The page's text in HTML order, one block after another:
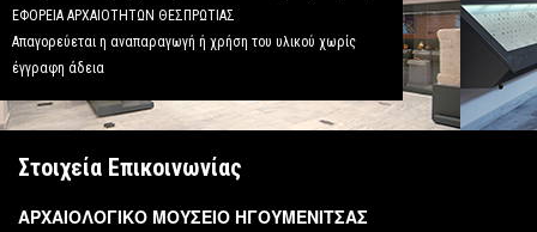
ΕΦΟΡΕΙΑ ΑΡΧΑΙΟΤΗΤΩΝ ΘΕΣΠΡΩΤΙΑΣ
Απαγορεύεται η αναπαραγωγή ή χρήση του υλικού χωρίς
έγγραφη άδεια
Στοιχεία Επικοινωνίας
ΑΡΧΑΙΟΛΟΓΙΚΟ ΜΟΥΣΕΙΟ ΗΓΟΥΜΕΝΙΤΣΑΣ